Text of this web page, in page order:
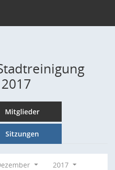
Mitglieder
Sitzungen
2017